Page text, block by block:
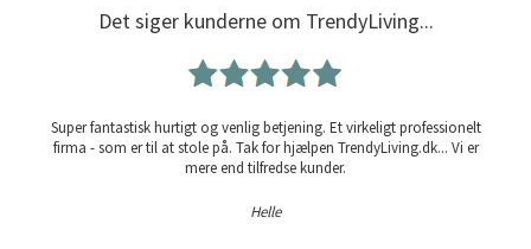
Det siger kunderne om TrendyLiving...
Super fantastisk hurtigt og venlig betjening. Et virkeligt professionelt
firma - som er til at stole på. Tak for hjælpen TrendyLiving.dk... Vi er
mere end tilfredse kunder.
Helle